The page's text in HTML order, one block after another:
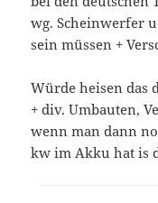
wg. Scheinwerfer
sein müssen +
Würde heisen das
+ div. Umbauten,
wenn man dann
kw im Akku hat is